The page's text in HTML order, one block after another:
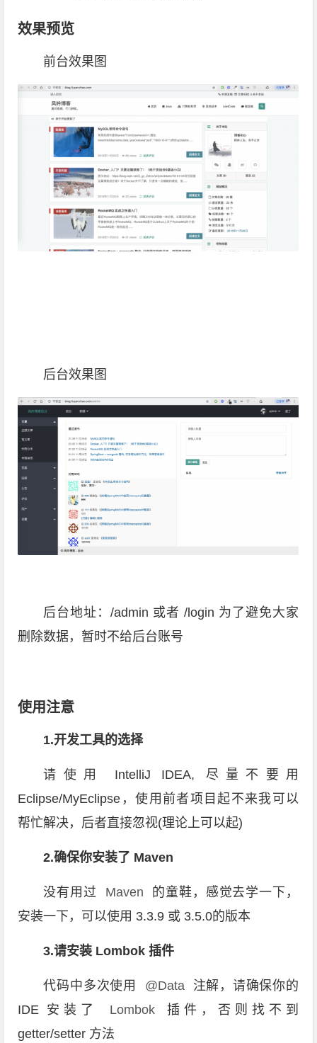
效果预览
前台效果图
后台效果图
后台地址：/admin 或者 /login 为了避免大家
删除数据，暂时不给后台账号
使用注意
1.开发工具的选择
请使用 IntelliJ IDEA, 尽量不要用
Eclipse/MyEclipse，使用前者项目起不来我可以
帮忙解决，后者直接忽视(理论上可以起)
2.确保你安装了 Maven
没有用过 Maven
的童鞋，感觉去学一下，
安装一下，可以使用 3.3.9 或 3.5.0的版本
3.请安装 Lombok 插件
代码中多次使用 @Data
注解，请确保你的
IDE 安装了
Lombok
插件，否则找不到
getter/setter 方法